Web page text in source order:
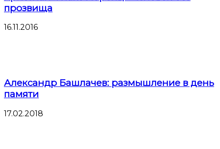
прозвища
16.11.2016
Александр Башлачев: размышление в день
памяти
17.02.2018